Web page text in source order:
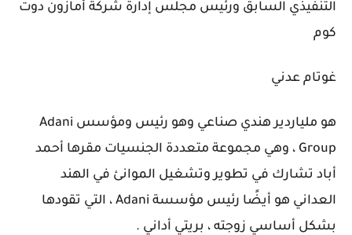
التنفيذي السابق ورئيس مجلس إدارة شركة أمازون دوت
كوم
غوتام عدني
هو ملياردير هندي صناعي وهو رئيس ومؤسس Adani
Group ، وهي مجموعة متعددة الجنسيات مقرها أحمد
أباد تشارك في تطوير وتشغيل الموانئ في الهند
العداني هو أيضًا رئيس مؤسسة Adani ، التي تقودها
بشكل أساسي زوجته ، بريتي أداني .